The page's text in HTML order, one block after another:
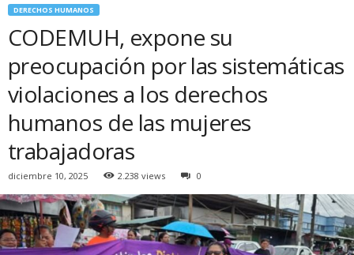
DERECHOS HUMANOS
CODEMUH, expone su
preocupación por las sistemáticas
violaciones a los derechos
humanos de las mujeres
trabajadoras
diciembre 10, 2025 2.238 views 0